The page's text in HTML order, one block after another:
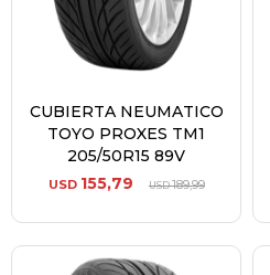
CUBIERTA NEUMATICO
TOYO PROXES TM1
205/50R15 89V
USD 155,79 USD189,99